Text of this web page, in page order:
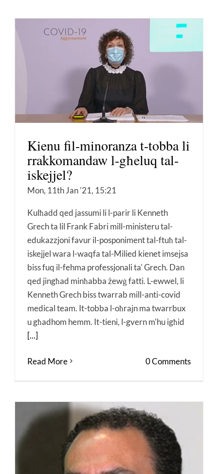
Kienu fil-minoranza t-tobba li
rrakkomandaw l-għeluq tal-
iskejjel?
Mon, 11th Jan '21, 15:21
Kulħadd qed jassumi li l-parir li Kenneth
Grech ta lil Frank Fabri mill-ministeru tal-
edukazzjoni favur il-posponiment tal-ftuħ tal-
iskejjel wara l-waqfa tal-Milied kienet imsejsa
biss fuq il-fehma professjonali ta' Grech. Dan
qed jingħad minħabba żewġ fatti. L-ewwel, li
Kenneth Grech biss twarrab mill-anti-covid
medical team. It-tobba l-oħrajn ma twarrbux
u għadhom hemm. It-tieni, l-gvern m'hu igħid
[...]
Read More 0 Comments